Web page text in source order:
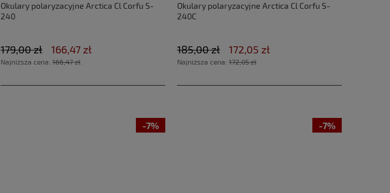
Okulary polaryzacyjne Arctica Cl Corfu S-
240
166,47 zł
179,00 zł
Najniższa cena: 166,47 zł
Okulary polaryzacyjne Arctica Cl Corfu S-
240C
172,05 zł
185,00 zł
Najniższa cena: 172,05 zł
-7% -7%